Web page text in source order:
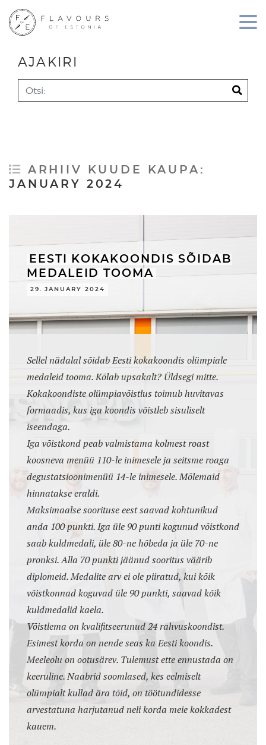
AJAKIRI
Search
ARHIIV KUUDE KAUPA:
JANUARY 2024
EESTI KOKAKOONDIS SÕIDAB
MEDALEID TOOMA
29. JANUARY 2024
Sellel nädalal sõidab Eesti kokakoondis olümpiale
medaleid tooma. Kõlab upsakalt? Üldsegi mitte.
Kokakoondiste olümpiavõistlus toimub huvitavas
formaadis, kus iga koondis võistleb sisuliselt
iseendaga.
Iga võistkond peab valmistama kolmest roast
koosneva menüü 110-le inimesele ja seitsme roaga
degustatsioonimenüü 14-le inimesele. Mõlemaid
hinnatakse eraldi.
Maksimaalse soorituse eest saavad kohtunikud
anda 100 punkti. Iga üle 90 punti kogunud võistkond
saab kuldmedali, üle 80-ne hõbeda ja üle 70-ne
pronksi. Alla 70 punkti jäänud sooritus väärib
diplomeid. Medalite arv ei ole piiratud, kui kõik
võistkonnad koguvad üle 90 punkti, saavad kõik
kuldmedalid kaela.
Võistlema on kvalifitseerunud 24 rahvuskoondist.
Esimest korda on nende seas ka Eesti koondis.
Meeleolu on ootusärev. Tulemust ette ennustada on
keeruline. Naabrid soomlased, kes eelmiselt
olümpialt kullad ära tõid, on töötundidesse
arvestatuna harjutanud neli korda meie kokkadest
kauem.